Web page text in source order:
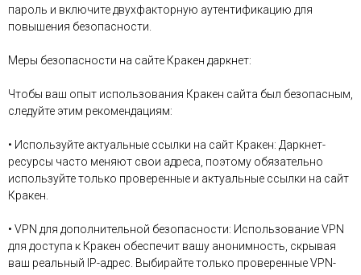
пароль и включите двухфакторную аутентификацию для
повышения безопасности.
Меры безопасности на сайте Кракен даркнет:
Чтобы ваш опыт использования Кракен сайта был безопасным,
следуйте этим рекомендациям:
• Используйте актуальные ссылки на сайт Кракен: Даркнет-
ресурсы часто меняют свои адреса, поэтому обязательно
используйте только проверенные и актуальные ссылки на сайт
Кракен.
• VPN для дополнительной безопасности: Использование VPN
для доступа к Кракен обеспечит вашу анонимность, скрывая
ваш реальный IP-адрес. Выбирайте только проверенные VPN-